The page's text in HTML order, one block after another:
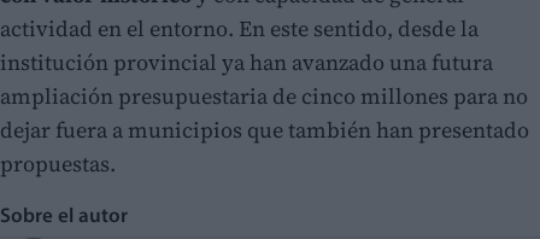
actividad en el entorno. En este sentido, desde la
institución provincial ya han avanzado una futura
ampliación presupuestaria de cinco millones para no
dejar fuera a municipios que también han presentado
propuestas.
Sobre el autor